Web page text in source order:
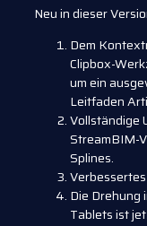
Neu in dieser
Dem
Clipbox-
um ein
Leitfaden
Vollständige
StreamBIM-
Splines.
Die Drehung
Tablets ist